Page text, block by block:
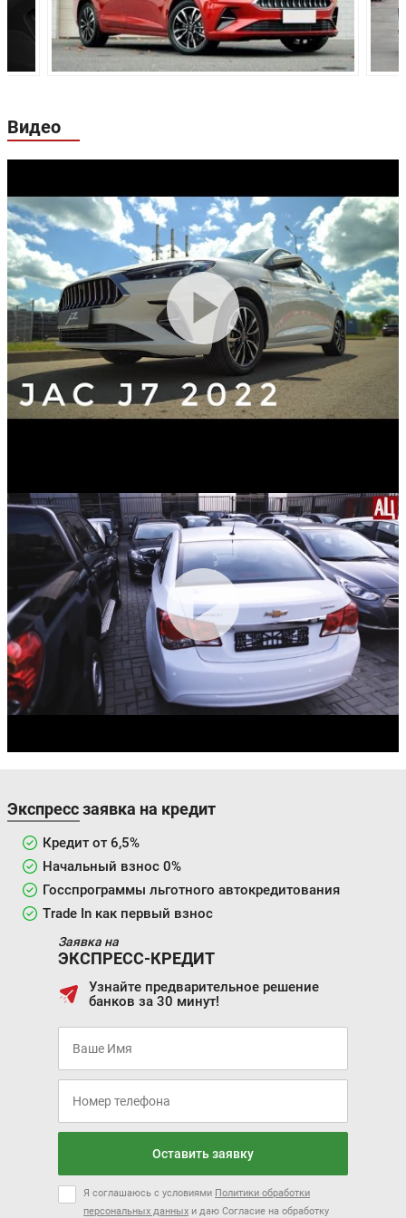
Привод: Передний Передний
Передняя
Независимая,
типа McPherson
Независимая,
типа
Передние
Дисковые Дисковые
Задние тормоза: Дисковые Дисковые
Производство: Китай
Гарантия: 5 лет или 150 000 км пробега
Видео
Экспресс заявка на кредит
Кредит от 6,5%
Начальный взнос 0%
Госспрограммы льготного автокредитования
Trade In как первый взнос
Заявка на
ЭКСПРЕСС-КРЕДИТ
Узнайте предварительное решение
банков за 30 минут!
Оставить заявку
Я соглашаюсь с условиями Политики обработки
персональных данных и даю Согласие на обработку